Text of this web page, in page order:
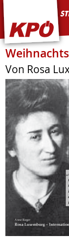
KPÖ Steiermark
Von Rosa